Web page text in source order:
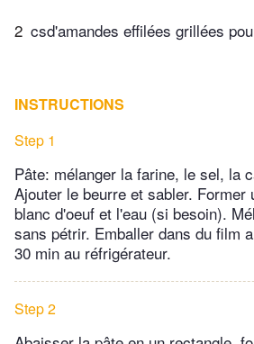
2 csd'amandes effilées grillées
INSTRUCTIONS
Step 1
Pâte: mélanger la farine, le sel, la
Ajouter le beurre et sabler.
blanc d'oeuf et l'eau (si besoin).
sans pétrir. Emballer dans du film
30 min au réfrigérateur.
Step 2